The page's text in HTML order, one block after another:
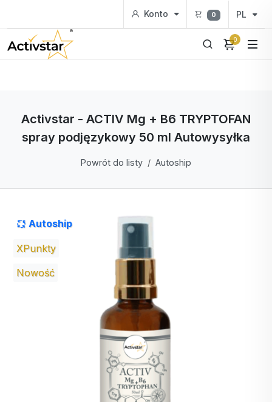
Konto 0 PL
0
Activstar - ACTIV Mg + B6 TRYPTOFAN
spray podjęzykowy 50 ml Autowysyłka
Powrót do listy Autoship
Autoship
XPunkty
Nowość